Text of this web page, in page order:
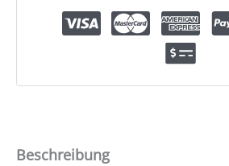
Beschreibung